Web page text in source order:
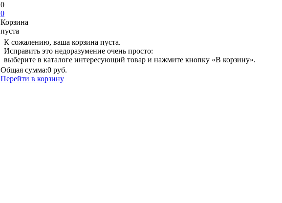
0
0
Корзина
пуста
К сожалению, ваша корзина пуста.
Исправить это недоразумение очень просто:
выберите в каталоге интересующий товар и нажмите кнопку «В корзину».
Общая сумма:0 руб.
Перейти в корзину